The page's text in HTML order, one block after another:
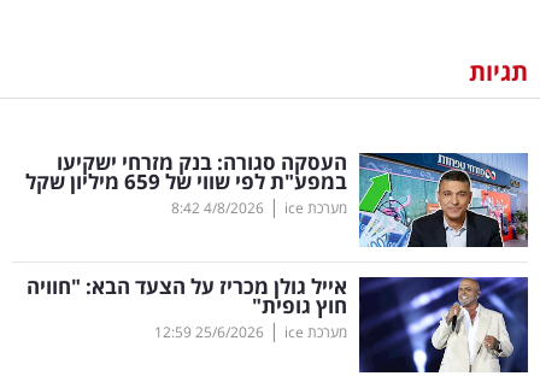
וצרכנות
דיגיטל
וטק
שיווק
ופרסום
משפט
תגיות
העסקה סגורה: בנק מזרחי ישקיעו
במפע"ת לפי שווי של 659 מיליון שקל
מערכת ice |
4/8/2026
8:42
אייל גולן מכריז על הצעד הבא: "חוויה
חוץ גופית"
מערכת ice |
25/6/2026
12:59